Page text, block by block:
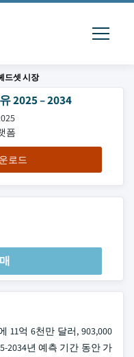
드셋 시장
2025 – 2034
폼
로드
11억 6천만 달러, 903,000
2034년 예측 기간 동안 가